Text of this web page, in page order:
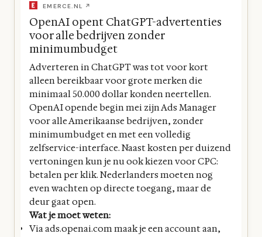
EMERCE.NL ↗
OpenAI opent ChatGPT-advertenties
voor alle bedrijven zonder
minimumbudget
Adverteren in ChatGPT was tot voor kort
alleen bereikbaar voor grote merken die
minimaal 50.000 dollar konden neertellen.
OpenAI opende begin mei zijn Ads Manager
voor alle Amerikaanse bedrijven, zonder
minimumbudget en met een volledig
zelfservice-interface. Naast kosten per duizend
vertoningen kun je nu ook kiezen voor CPC:
betalen per klik. Nederlanders moeten nog
even wachten op directe toegang, maar de
deur gaat open.
Wat je moet weten:
Via ads.openai.com maak je een account aan,